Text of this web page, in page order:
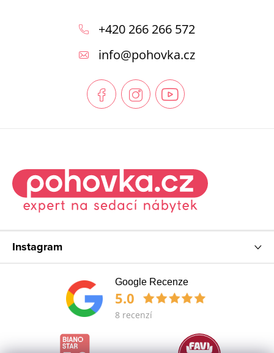
+420 266 266 572
info@pohovka.cz
Instagram
Google Recenze
5.0
8 recenzí